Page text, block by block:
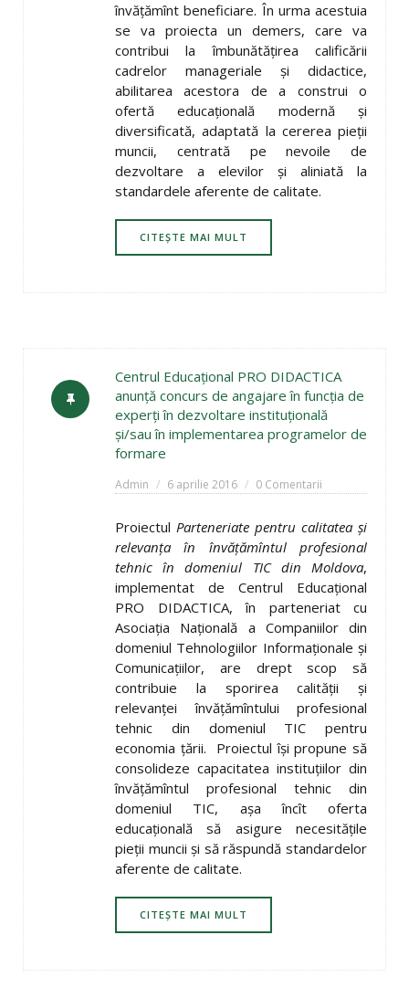
învăţămînt beneficiare. În urma acestuia
se va proiecta un demers, care va
contribui la îmbunătăţirea calificării
cadrelor manageriale şi didactice,
abilitarea acestora de a construi o
ofertă educaţională modernă şi
diversificată, adaptată la cererea pieţii
muncii, centrată pe nevoile de
dezvoltare a elevilor şi aliniată la
standardele aferente de calitate.
CITEȘTE MAI MULT
Centrul Educaţional PRO DIDACTICA
anunţă concurs de angajare în funcţia de
experţi în dezvoltare instituţională
şi/sau în implementarea programelor de
formare
Admin 6 aprilie 2016 0 Comentarii
Proiectul Parteneriate pentru calitatea şi
relevanţa în învăţămîntul profesional
tehnic în domeniul TIC din Moldova,
implementat de Centrul Educaţional
PRO DIDACTICA, în parteneriat cu
Asociaţia Naţională a Companiilor din
domeniul Tehnologiilor Informaţionale şi
Comunicaţiilor, are drept scop să
contribuie la sporirea calităţii şi
relevanţei învăţămîntului profesional
tehnic din domeniul TIC pentru
economia ţării. Proiectul îşi propune să
consolideze capacitatea instituţiilor din
învăţămîntul profesional tehnic din
domeniul TIC, aşa încît oferta
educaţională să asigure necesităţile
pieţii muncii şi să răspundă standardelor
aferente de calitate.
CITEȘTE MAI MULT